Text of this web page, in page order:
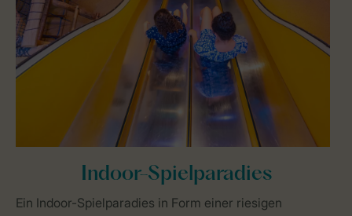
Indoor-Spielparadies
Ein Indoor-Spielparadies in Form einer riesigen